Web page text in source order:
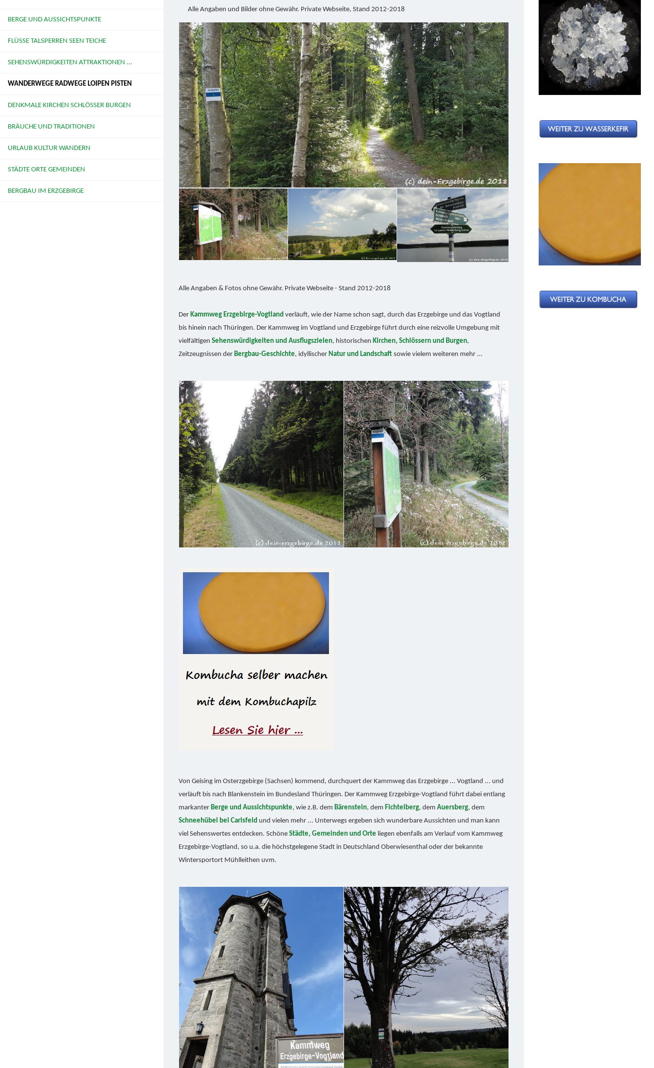
BERGE UND AUSSICHTSPUNKTE
FLÜSSE TALSPERREN SEEN TEICHE
SEHENSWÜRDIGKEITEN ATTRAKTIONEN ...
WANDERWEGE RADWEGE LOIPEN PISTEN
DENKMALE KIRCHEN SCHLÖSSER BURGEN
BRÄUCHE UND TRADITIONEN
URLAUB KULTUR WANDERN
STÄDTE ORTE GEMEINDEN
BERGBAU IM ERZGEBIRGE
Alle Angaben und Bilder ohne Gewähr. Private Webseite, Stand 2012-2018
Alle Angaben & Fotos ohne Gewähr. Private Webseite - Stand 2012-2018
Der Kammweg Erzgebirge-Vogtland verläuft, wie der Name schon sagt, durch das Erzgebirge und das Vogtland
bis hinein nach Thüringen. Der Kammweg im Vogtland und Erzgebirge führt durch eine reizvolle Umgebung mit
vielfältigen Sehenswürdigkeiten und Ausflugszielen, historischen Kirchen, Schlössern und Burgen,
Zeitzeugnissen der Bergbau-Geschichte, idyllischer Natur und Landschaft sowie vielem weiteren mehr ...
Von Geising im Osterzgebirge (Sachsen) kommend, durchquert der Kammweg das Erzgebirge ... Vogtland ... und
verläuft bis nach Blankenstein im Bundesland Thüringen. Der Kammweg Erzgebirge-Vogtland führt dabei entlang
markanter Berge und Aussichtspunkte, wie z.B. dem Bärenstein, dem Fichtelberg, dem Auersberg, dem
Schneehübel bei Carlsfeld und vielen mehr ... Unterwegs ergeben sich wunderbare Aussichten und man kann
viel Sehenswertes entdecken. Schöne Städte, Gemeinden und Orte liegen ebenfalls am Verlauf vom Kammweg
Erzgebirge-Vogtland, so u.a. die höchstgelegene Stadt in Deutschland Oberwiesenthal oder der bekannte
Wintersportort Mühlleithen uvm.